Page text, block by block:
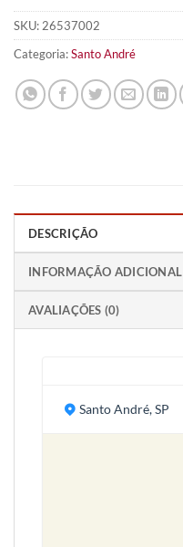
SKU: 26537002
Categoria:Santo André
DESCRIÇÃO
INFORMAÇÃO ADICIONAL
AVALIAÇÕES (0)
Santo André, SP